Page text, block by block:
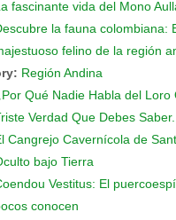
fascinante vida del Mono
la fauna colombiana:
felino de la región
Región Andina
Qué Nadie Habla del Loro
Verdad Que Debes Saber.
Cangrejo Cavernícola de
bajo Tierra
Vestitus: El
conocen